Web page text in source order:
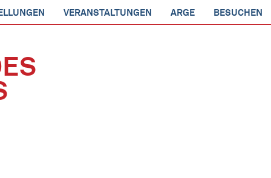
VERANSTALTUNGEN ARGE BESUCHEN